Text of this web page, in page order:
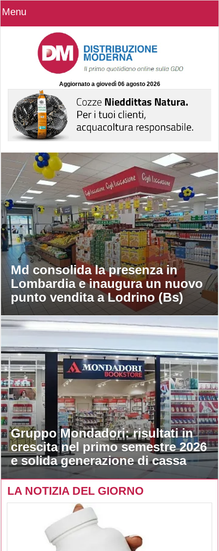
Menu
Aggiornato a giovedì 06 agosto 2026
Md consolida la presenza in
Lombardia e inaugura un nuovo
punto vendita a Lodrino (Bs)
Gruppo Mondadori: risultati in
crescita nel primo semestre 2026
e solida generazione di cassa
LA NOTIZIA DEL GIORNO